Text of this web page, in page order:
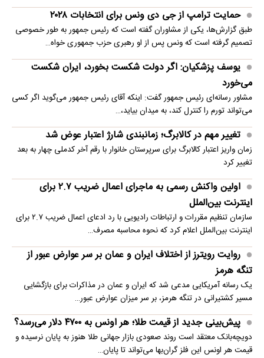
حمایت ترامپ از جی دی ونس برای انتخابات ۲۰۲۸
طبق گزارش‌ها، یکی از مشاوران گفته است که رئیس جمهور به طور خصوصی
تصمیم گرفته است که ونس پس از او رهبری حزب جمهوری خواه…
یوسف پزشکیان: اگر دولت شکست بخورد، ایران شکست
می‌خورد
مشاور رسانه‌ای رئیس جمهور گفت: اینکه آقای رئیس جمهور می‌گوید اگر کسی
می‌تواند تورم را کنترل کند، به میدان بیاید،…
تغییر مهم در کالابرگ؛ زمانبندی‌ شارژ اعتبار عوض شد
زمان واریز اعتبار کالابرگ برای سرپرستان خانوار با رقم آخر کدملی چهار به بعد
تغییر کرد
اولین واکنش رسمی به ماجرای اعمال ضریب ۲.۷ برای
اینترنت بین‌الملل
سازمان تنظیم مقررات و ارتباطات رادیویی با رد ادعای اعمال ضریب ۲.۷ برای
اینترنت بین‌الملل اعلام کرد که نحوه محاسبه مصرف…
روایت رویترز از اختلاف ایران و عمان بر سر عوارض عبور از
تنگه هرمز
یک رسانه آمریکایی مدعی شد که ایران و عمان در مذاکرات برای بازگشایی
مسیر کشتیرانی در تنگه هرمز، بر سر میزان عوارض عبور…
پیش‌بینی جدید از قیمت طلا؛ هر اونس به ۴۷۰۰ دلار می‌رسد؟
دویچه‌بانک معتقد است روند صعودی بازار جهانی طلا هنوز به پایان نرسیده و
قیمت هر اونس این فلز گران‌بها می‌تواند تا پایان…